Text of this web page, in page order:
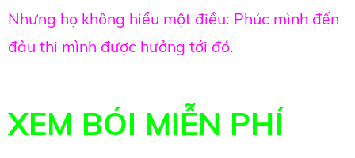
Nhưng họ không hiểu một điều: Phúc mình đến
đâu thi mình được hưởng tới đó.
XEM BÓI MIỄN PHÍ